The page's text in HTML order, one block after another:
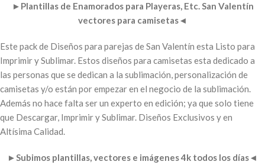
► Plantillas de Enamorados para Playeras, Etc. San Valentín
vectores para camisetas◄
Este pack de Diseños para parejas de San Valentín esta Listo para
Imprimir y Sublimar. Estos diseños para camisetas esta dedicado a
las personas que se dedican a la sublimación, personalización de
camisetas y/o están por empezar en el negocio de la sublimación.
Además no hace falta ser un experto en edición; ya que solo tiene
que Descargar, Imprimir y Sublimar. Diseños Exclusivos y en
Altísima Calidad.
►Subimos plantillas, vectores e imágenes 4k todos los días◄